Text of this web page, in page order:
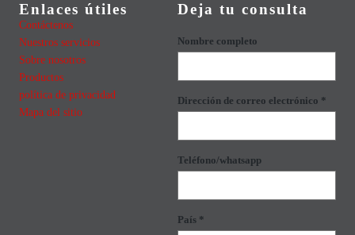
Enlaces útiles
Contáctenos
Nuestros servicios
Sobre nosotros
Productos
política de privacidad
Mapa del sitio
Deja tu consulta
Nombre completo
Dirección de correo electrónico *
Teléfono/whatsapp
País *